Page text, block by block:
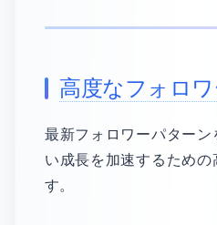
高度なフォロ
最新フォロワーパター
い成長を加速するための
す。